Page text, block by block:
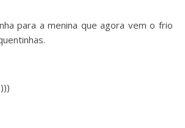
para a menina que agora vem o frio